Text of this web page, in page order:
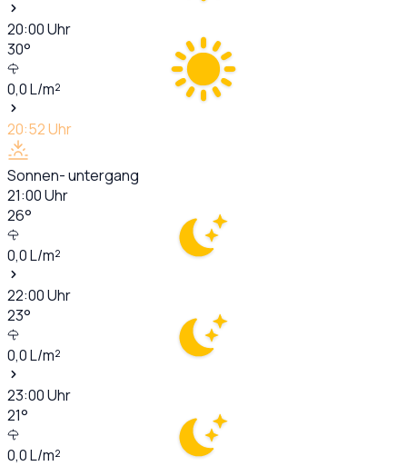
20:00Uhr
30°
0,0L/m²
20:52Uhr
Sonnen- untergang
21:00Uhr
26°
0,0L/m²
22:00Uhr
23°
0,0L/m²
23:00Uhr
21°
0,0L/m²